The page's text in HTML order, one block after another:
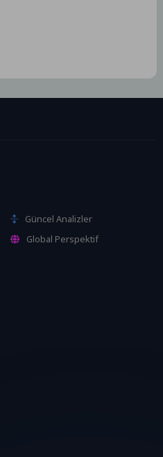
Güncel Analizler
Global Perspektif